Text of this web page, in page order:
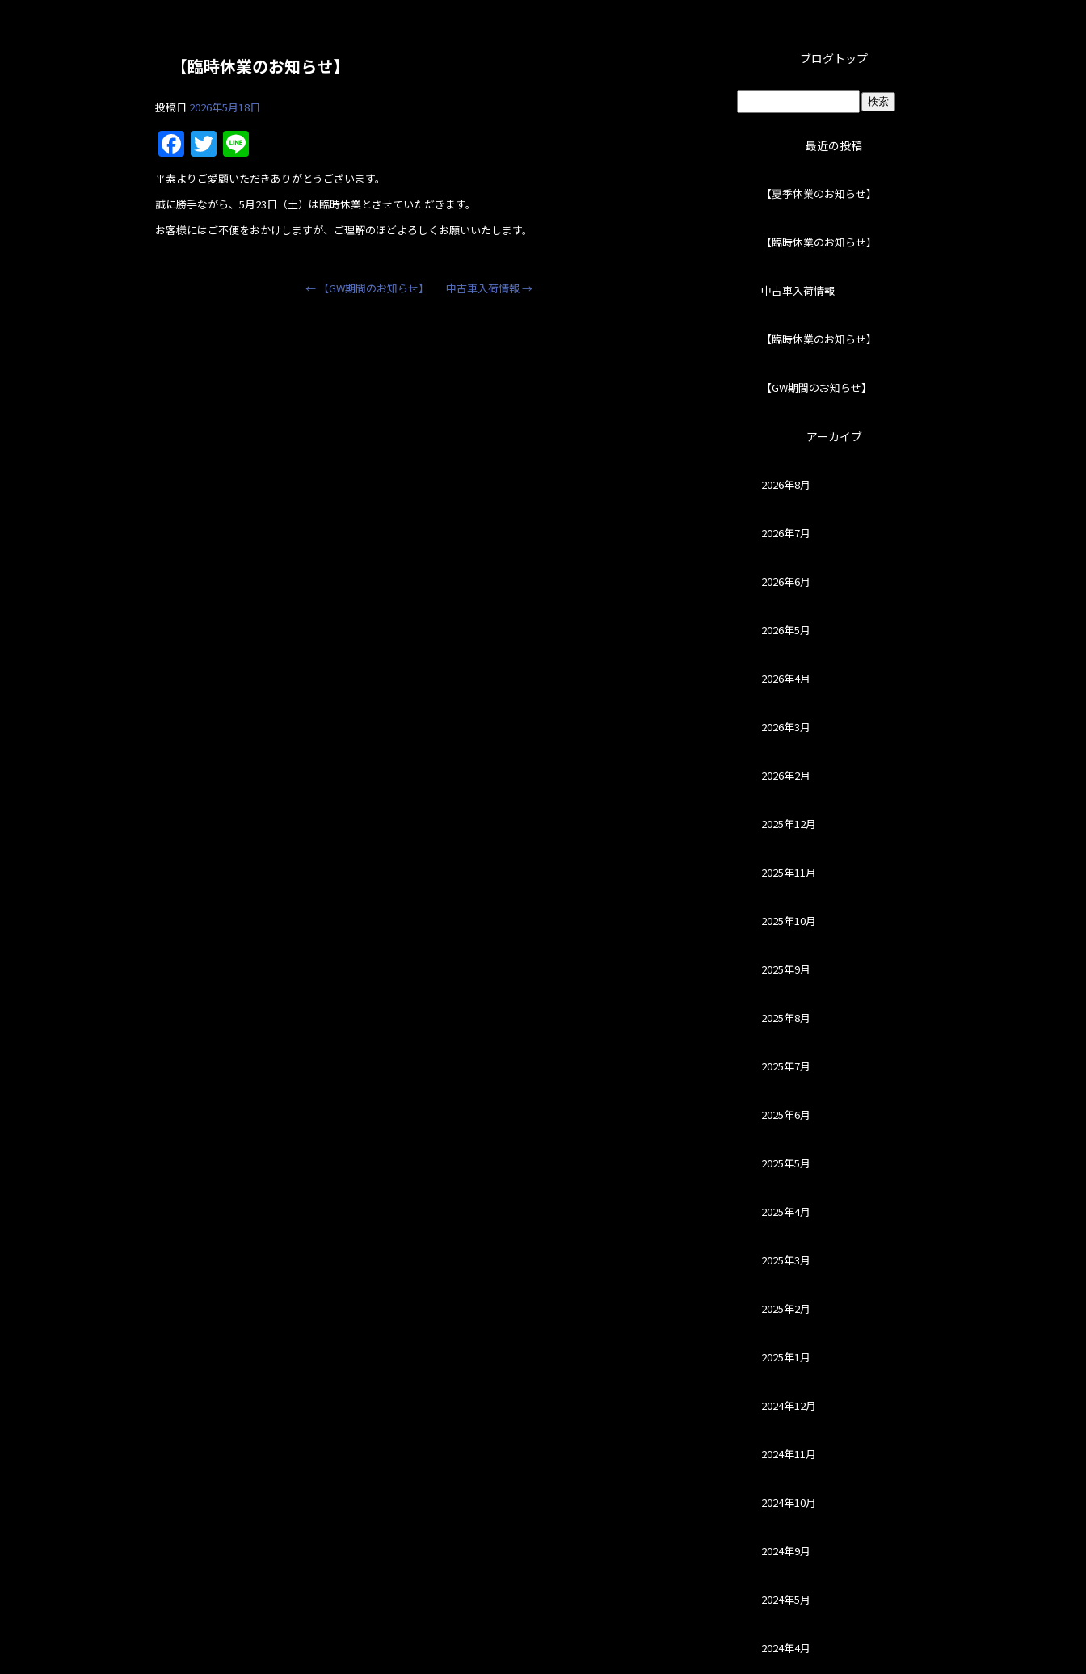
【臨時休業のお知らせ】
投稿日 2026年5月18日
F
a
c
e
b
T
w
itt
er
n
e
平素よりご愛顧いただきありがとうございます。
誠に勝手ながら、5月23日（土）は臨時休業とさせていただきます。
お客様にはご不便をおかけしますが、ご理解のほどよろしくお願いいたします。
← 【GW期間のお知らせ】 中古車入荷情報→
ブログトップ
最近の投稿
【夏季休業のお知らせ】
【臨時休業のお知らせ】
中古車入荷情報
【臨時休業のお知らせ】
【GW期間のお知らせ】
アーカイブ
2026年8月
2026年7月
2026年6月
2026年5月
2026年4月
2026年3月
2026年2月
2025年12月
2025年11月
2025年10月
2025年9月
2025年8月
2025年7月
2025年6月
2025年5月
2025年4月
2025年3月
2025年2月
2025年1月
2024年12月
2024年11月
2024年10月
2024年9月
2024年5月
2024年4月